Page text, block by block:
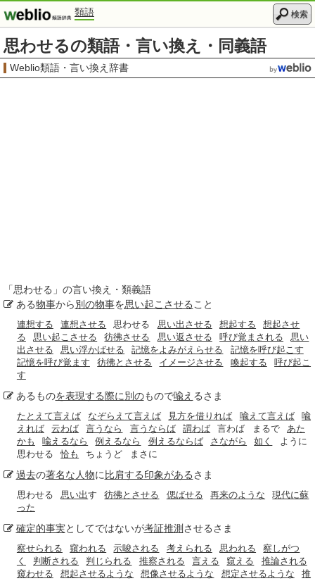
類語 検索
思わせるの類語・言い換え・同義語
Weblio類語・言い換え辞書
「思わせる 」の言い換え・類義語
ある物事から別の物事を思い起こさせる こと
連想する 連想させる 思わせる 思い出させる 想起する
想起させ
る
思い起こさせる 彷彿させる 思い返させる 呼び覚まされる
思い
出させる
思い浮かばせる 記憶をよみがえらせる
記憶を呼び起こす
記憶を呼び覚ます
彷彿とさせる イメージさせる 喚起する
呼び起こ
す
あるものを表現する際に別のもので喩え るさま
たとえて言えば なぞらえて言えば 見方を借りれば 喩えて言えば
喩
えれば
云わば 言うなら 言うならば 謂わば 言わば まるで
あた
かも
喩えるなら 例えるなら 例えるならば さながら 如く
ように
思わせる
恰も ちょうど まさに
過去の著名な 人物に 比肩する印象があるさま
思わせる 思い出す 彷彿とさせる 偲ばせる 再来のような
現代に蘇
った
確定的事実としてではないが考証推測 させるさま
察せられる 窺われる 示唆される 考えられる 思われる
察しがつ
く
判断される 判じられる 推察される 言える 窺える
推論される
窺わせる
想起させるような 想像させるような 想定させるような
推